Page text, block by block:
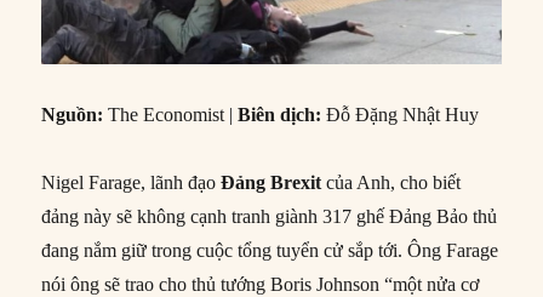
Nguồn: The Economist |Biên dịch: Đỗ Đặng Nhật Huy
Nigel Farage, lãnh đạoĐảng Brexit của Anh, cho biết
đảng này sẽ không cạnh tranh giành 317 ghế Đảng Bảo thủ
đang nắm giữ trong cuộc tổng tuyển cử sắp tới. Ông Farage
nói ông sẽ trao cho thủ tướng Boris Johnson “một nửa cơ